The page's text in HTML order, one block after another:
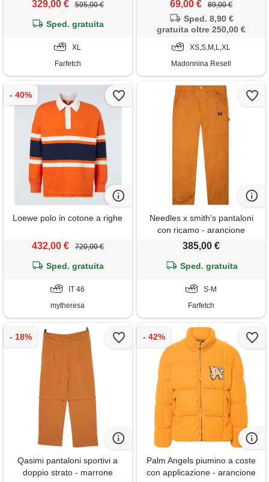
329,00 € 595,00 €
Sped. gratuita
XL
Farfetch
69,00 € 89,00 €
Sped. 8,90 €
gratuita oltre 250,00 €
XS,S,M,L,XL
Madonnina Resell
Loewe polo in cotone a righe
432,00 € 720,00 €
Sped. gratuita
IT 46
mytheresa
Needles x smith's pantaloni
con ricamo - arancione
385,00 €
Sped. gratuita
S-M
Farfetch
Qasimi pantaloni sportivi a
doppio strato - marrone
Palm Angels piumino a coste
con applicazione - arancione